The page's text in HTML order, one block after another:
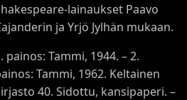
lainaukset Paavo
ja Yrjö Jylhän mukaan.
painos: Tammi, 1944. – 2.
Tammi, 1962. Keltainen
40. Sidottu, kansipaperi. –